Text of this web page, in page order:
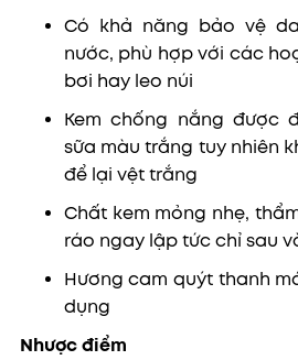
Có khả năng bảo vệ
nước, phù hợp với các
bơi hay leo núi
Kem chống nắng được
sữa màu trắng tuy nhiên
để lại vệt trắng
Chất kem mỏng nhẹ,
ráo ngay lập tức chỉ sau
Hương cam quýt thanh
dụng
Nhược điểm